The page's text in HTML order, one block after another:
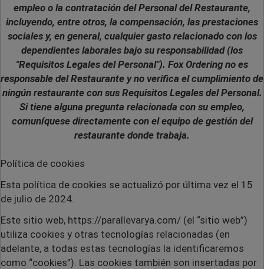
empleo o la contratación del Personal del Restaurante,
incluyendo, entre otros, la compensación, las prestaciones
sociales y, en general, cualquier gasto relacionado con los
dependientes laborales bajo su responsabilidad (los
"Requisitos Legales del Personal"). Fox Ordering no es
responsable del Restaurante y no verifica el cumplimiento de
ningún restaurante con sus Requisitos Legales del Personal.
Si tiene alguna pregunta relacionada con su empleo,
comuníquese directamente con el equipo de gestión del
restaurante donde trabaja.
Política de cookies
Esta política de cookies se actualizó por última vez el 15
de julio de 2024.
Este sitio web, https://parallevarya.com/ (el “sitio web”)
utiliza cookies y otras tecnologías relacionadas (en
adelante, a todas estas tecnologías la identificaremos
como “cookies”). Las cookies también son insertadas por